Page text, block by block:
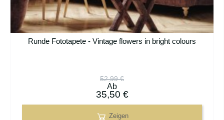
Runde Fototapete - Vintage flowers in bright colours
52,99 €
Ab
35,50 €
Zeigen